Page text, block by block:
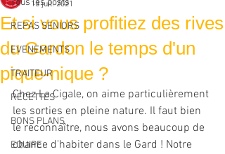
Tous les posts
REPAS SENIORS
EVENEMENTS
TRAITEUR
RECETTES
BONS PLANS
EQUIPE
Et si vous profitiez des rives
du Gardon le temps d'un
pique-nique ?
13 juil. 2021
Chez La Cigale, on aime particulièrement
les sorties en pleine nature. Il faut bien
le reconnaître, nous avons beaucoup de
chance d'habiter dans le Gard ! Notre